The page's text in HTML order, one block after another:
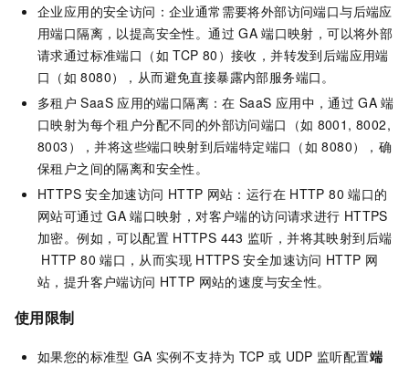
企业应用的安全访问：企业通常需要将外部访问端口与后端应
用端口隔离，以提高安全性。通过 GA 端口映射，可以将外部
请求通过标准端口（如 TCP 80）接收，并转发到后端应用端
口（如 8080），从而避免直接暴露内部服务端口。
多租户 SaaS 应用的端口隔离：在 SaaS 应用中，通过 GA 端
口映射为每个租户分配不同的外部访问端口（如 8001, 8002,
8003），并将这些端口映射到后端特定端口（如 8080），确
保租户之间的隔离和安全性。
HTTPS 安全加速访问 HTTP 网站：运行在 HTTP 80 端口的
网站可通过 GA 端口映射，对客户端的访问请求进行 HTTPS
加密。例如，可以配置 HTTPS 443 监听，并将其映射到后端
HTTP 80 端口，从而实现 HTTPS 安全加速访问 HTTP 网
站，提升客户端访问 HTTP 网站的速度与安全性。
使用限制
如果您的标准型 GA 实例不支持为 TCP 或 UDP 监听配置端